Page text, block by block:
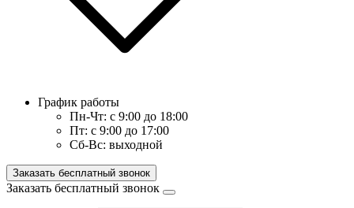
График работы
Пн-Чт: с 9:00 до 18:00
Пт: с 9:00 до 17:00
Сб-Вс: выходной
Заказать бесплатный звонок
Заказать бесплатный звонок